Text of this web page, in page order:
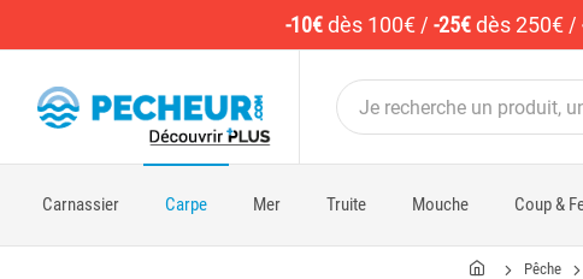
-10€dès 100€ / -25€dès 250€ /
Carnassier Carpe Mer Truite Mouche Coup &
Pêche